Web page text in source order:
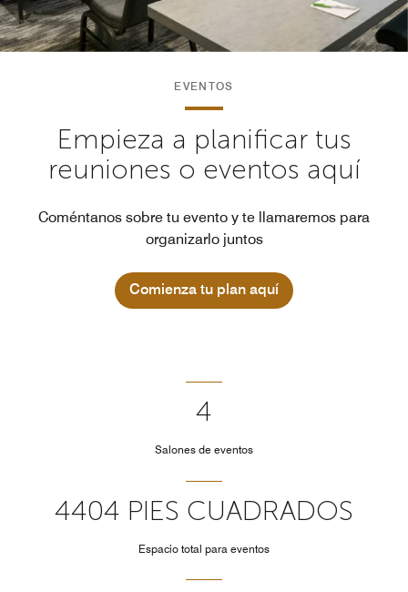
EVENTOS
Empieza a planificar tus
reuniones o eventos aquí
Coméntanos sobre tu evento y te llamaremos para
organizarlo juntos
Comienza tu plan aquí
4
Salones de eventos
4404 PIES CUADRADOS
Espacio total para eventos